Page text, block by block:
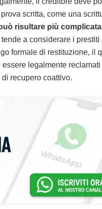
scritta, come una
risultare più
a considerare i prestiti
formale di restituzione, il
legalmente
recupero coattivo.